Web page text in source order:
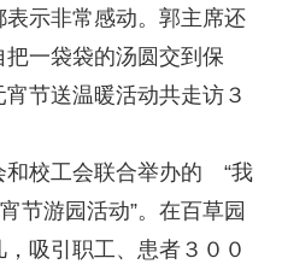
示非常感动。郭主席还
一袋袋的汤圆交到保
节送温暖活动共走访３
和校工会联合举办的 “我
节游园活动”。在百草园
吸引职工、患者３００